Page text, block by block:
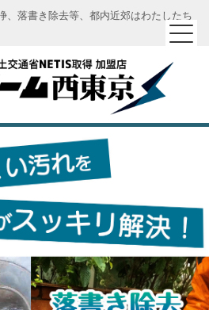
、落書き除去等、都内近郊はわたしたち
特殊高圧洗浄 エコロビーム